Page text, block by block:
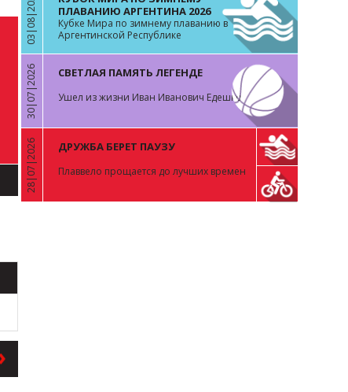
«
03|08|2026
ПЛАВАНИЮ АРГЕНТИНА 2026
Кубке Мира по зимнему плаванию в
Аргентинской Республике
«
30|07|2026 СВЕТЛАЯ ПАМЯТЬ ЛЕГЕНДЕ
Ушел из жизни Иван Иванович Едешко
«
28|07|2026 ДРУЖБА БЕРЕТ ПАУЗУ
Плаввело прощается до лучших времен